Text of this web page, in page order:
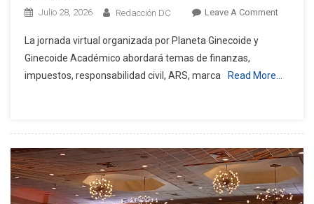
Julio 28, 2026 Redacción DC Leave A CommentOn
Fuera
Hospital
La jornada virtual organizada por Planeta Ginecoide y
Ginecoide Académico abordará temas de finanzas,
impuestos, responsabilidad civil, ARS, marca
Read More…